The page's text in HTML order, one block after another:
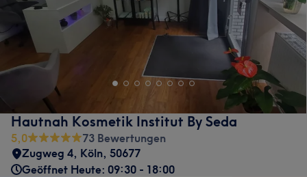
Hautnah Kosmetik Institut By Seda
5,0
73 Bewertungen
Zugweg 4, Köln, 50677
Geöffnet Heute: 09:30 - 18:00